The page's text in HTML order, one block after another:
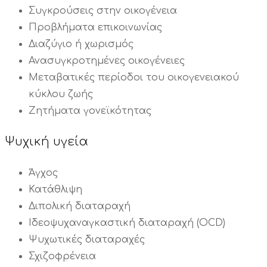
Συγκρούσεις στην οικογένεια
Προβλήματα επικοινωνίας
Διαζύγιο ή χωρισμός
Ανασυγκροτημένες οικογένειες
Μεταβατικές περίοδοι του οικογενειακού
κύκλου ζωής
Ζητήματα γονεϊκότητας
Ψυχική υγεία
Άγχος
Κατάθλιψη
Διπολική διαταραχή
Ιδεοψυχαναγκαστική διαταραχή (OCD)
Ψυχωτικές διαταραχές
Σχιζοφρένεια